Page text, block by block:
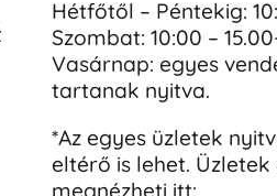
Hétfőtől – Péntekig:
Szombat: 10:00 –
Vasárnap: egyes
tartanak nyitva.
*Az egyes üzletek
eltérő is lehet.